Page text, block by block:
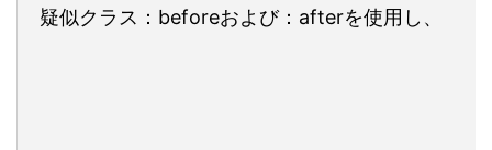
疑似クラス：beforeおよび：afterを使用し、